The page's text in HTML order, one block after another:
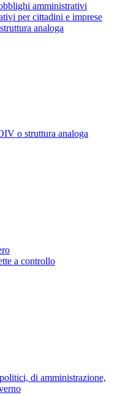
amministrativi
per cittadini e imprese
analoga
o struttura analoga
a controllo
di amministrazione,